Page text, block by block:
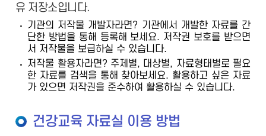
유 저장소입니다.
기관의 저작물 개발자라면? 기관에서 개발한 자료를 간
단한 방법을 통해 등록해 보세요. 저작권 보호를 받으면
서 저작물을 보급하실 수 있습니다.
저작물 활용자라면? 주제별, 대상별, 자료형태별로 필요
한 자료를 검색을 통해 찾아보세요. 활용하고 싶은 자료
가 있으면 저작권을 준수하여 활용하실 수 있습니다.
건강교육 자료실 이용 방법